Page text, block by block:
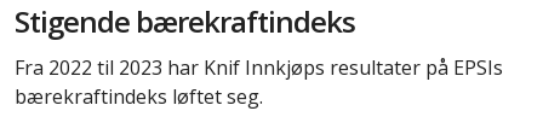
Stigende bærekraftindeks
Fra 2022 til 2023 har Knif Innkjøps resultater på EPSIs
bærekraftindeks løftet seg.